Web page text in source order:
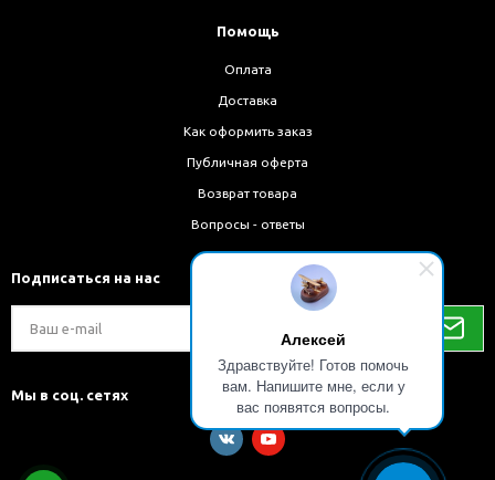
Алексей
Здравствуйте! Готов помочь
вам. Напишите мне, если у
вас появятся вопросы.
Помощь
Оплата
Доставка
Как оформить заказ
Публичная оферта
Возврат товара
Вопросы - ответы
Подписаться на нас
Мы в соц. сетях